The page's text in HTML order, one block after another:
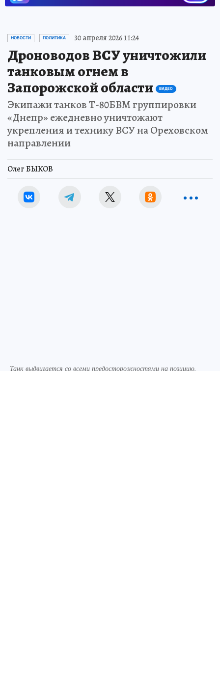
НОВОСТИ ПОЛИТИКА 30 апреля 2026 11:24
Дроноводов ВСУ уничтожили
танковым огнем в
Запорожской области
ВИДЕО
Экипажи танков Т-80БВМ группировки
«Днепр» ежедневно уничтожают
укрепления и технику ВСУ на Ореховском
направлении
Олег БЫКОВ
Танк выдвигается со всеми предосторожностями на позицию.